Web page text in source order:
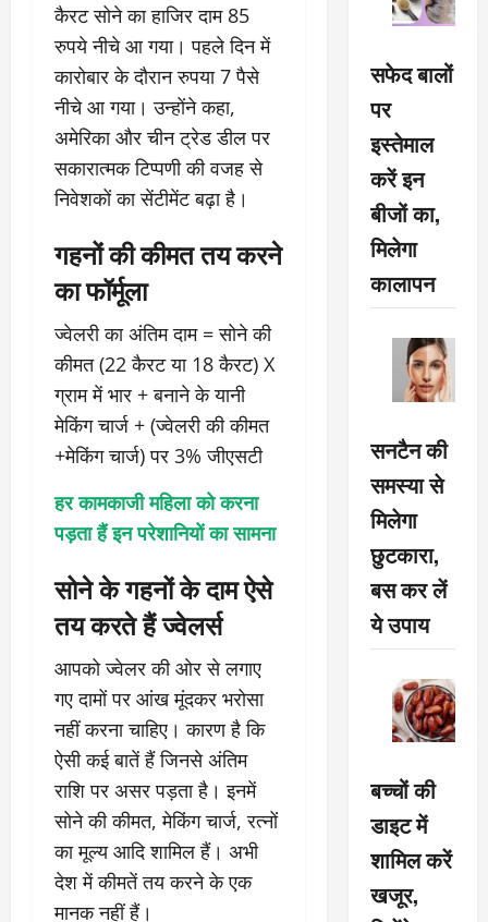
कैरट सोने का हाजिर दाम 85
रुपये नीचे आ गया। पहले दिन में
कारोबार के दौरान रुपया 7 पैसे
नीचे आ गया। उन्होंने कहा,
अमेरिका और चीन ट्रेड डील पर
सकारात्मक टिप्पणी की वजह से
निवेशकों का सेंटीमेंट बढ़ा है।
गहनों की कीमत तय करने
का फॉर्मूला
ज्वेलरी का अंतिम दाम = सोने की
कीमत (22 कैरट या 18 कैरट) X
ग्राम में भार + बनाने के यानी
मेकिंग चार्ज + (ज्वेलरी की कीमत
+मेकिंग चार्ज) पर 3% जीएसटी
हर कामकाजी महिला को करना
पड़ता हैं इन परेशानियों का सामना
सोने के गहनों के दाम ऐसे
तय करते हैं ज्वेलर्स
आपको ज्वेलर की ओर से लगाए
गए दामों पर आंख मूंदकर भरोसा
नहीं करना चाहिए। कारण है कि
ऐसी कई बातें हैं जिनसे अंतिम
राशि पर असर पड़ता है। इनमें
सोने की कीमत, मेकिंग चार्ज, रत्नों
का मूल्य आदि शामिल हैं। अभी
देश में कीमतें तय करने के एक
मानक नहीं हैं।
सफेद बालों
पर
इस्तेमाल
करें इन
बीजों का,
मिलेगा
कालापन
सनटैन की
समस्या से
मिलेगा
छुटकारा,
बस कर लें
ये उपाय
बच्चों की
डाइट में
शामिल करें
खजूर,